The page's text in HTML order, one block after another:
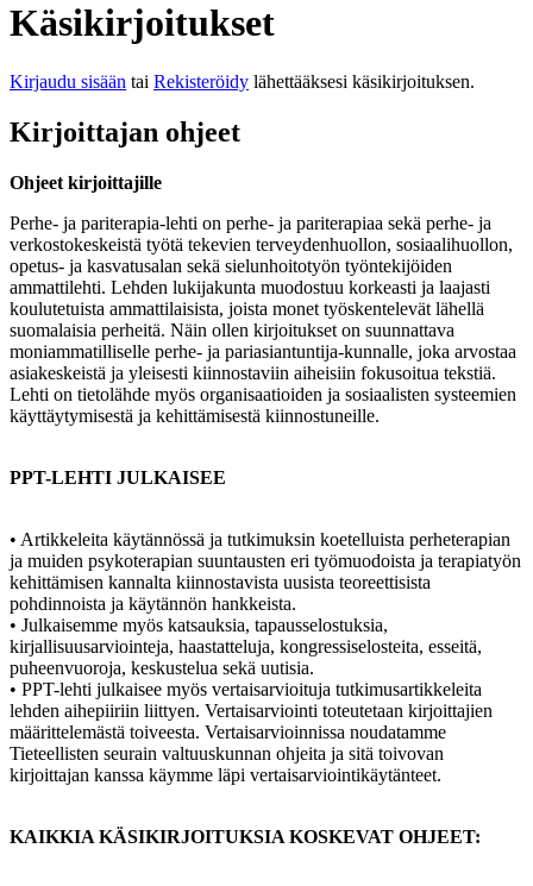
Käsikirjoitukset
Kirjaudu sisään tai Rekisteröidy lähettääksesi käsikirjoituksen.
Kirjoittajan ohjeet
Ohjeet kirjoittajille
Perhe- ja pariterapia-lehti on perhe- ja pariterapiaa sekä perhe- ja
verkostokeskeistä työtä tekevien terveydenhuollon, sosiaalihuollon,
opetus- ja kasvatusalan sekä sielunhoitotyön työntekijöiden
ammattilehti. Lehden lukijakunta muodostuu korkeasti ja laajasti
koulutetuista ammattilaisista, joista monet työskentelevät lähellä
suomalaisia perheitä. Näin ollen kirjoitukset on suunnattava
moniammatilliselle perhe- ja pariasiantuntija-kunnalle, joka arvostaa
asiakeskeistä ja yleisesti kiinnostaviin aiheisiin fokusoitua tekstiä.
Lehti on tietolähde myös organisaatioiden ja sosiaalisten systeemien
käyttäytymisestä ja kehittämisestä kiinnostuneille.
PPT-LEHTI JULKAISEE
• Artikkeleita käytännössä ja tutkimuksin koetelluista perheterapian
ja muiden psykoterapian suuntausten eri työmuodoista ja terapiatyön
kehittämisen kannalta kiinnostavista uusista teoreettisista
pohdinnoista ja käytännön hankkeista.
• Julkaisemme myös katsauksia, tapausselostuksia,
kirjallisuusarviointeja, haastatteluja, kongressiselosteita, esseitä,
puheenvuoroja, keskustelua sekä uutisia.
• PPT-lehti julkaisee myös vertaisarvioituja tutkimusartikkeleita
lehden aihepiiriin liittyen. Vertaisarviointi toteutetaan kirjoittajien
määrittelemästä toiveesta. Vertaisarvioinnissa noudatamme
Tieteellisten seurain valtuuskunnan ohjeita ja sitä toivovan
kirjoittajan kanssa käymme läpi vertaisarviointikäytänteet.
KAIKKIA KÄSIKIRJOITUKSIA KOSKEVAT OHJEET: